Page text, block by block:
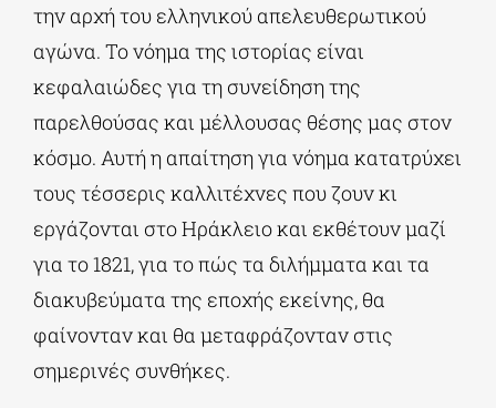
την αρχή του ελληνικού απελευθερωτικού
αγώνα. Το νόημα της ιστορίας είναι
κεφαλαιώδες για τη συνείδηση της
παρελθούσας και μέλλουσας θέσης μας στον
κόσμο. Αυτή η απαίτηση για νόημα κατατρύχει
τους τέσσερις καλλιτέχνες που ζουν κι
εργάζονται στο Ηράκλειο και εκθέτουν μαζί
για το 1821, για το πώς τα διλήμματα και τα
διακυβεύματα της εποχής εκείνης, θα
φαίνονταν και θα μεταφράζονταν στις
σημερινές συνθήκες.